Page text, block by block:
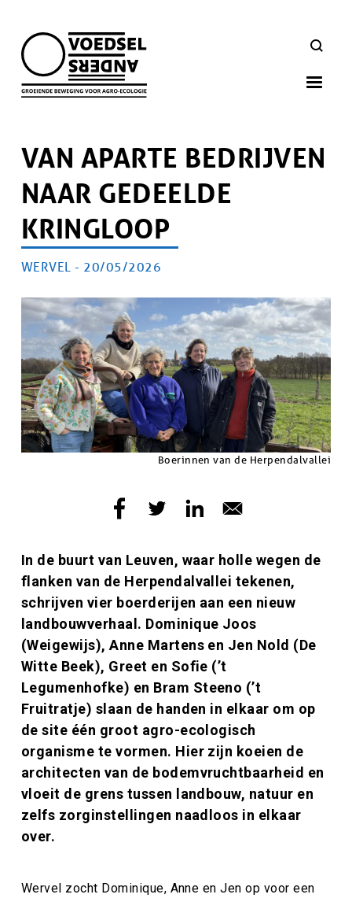
main
navigation
ZOEKEN
VAN APARTE BEDRIJVEN
NAAR GEDEELDE
KRINGLOOP
Artikel
AUTEUR
WERVEL - PUBLICATIEDATUM
20/05/2026
Afbeelding
Afbeelding
Boerinnen van de Herpendalvallei
Inleiding
In de buurt van Leuven, waar holle wegen de
flanken van de Herpendalvallei tekenen,
schrijven vier boerderijen aan een nieuw
landbouwverhaal. Dominique Joos
(Weigewijs), Anne Martens en Jen Nold (De
Witte Beek), Greet en Sofie (’t
Legumenhofke) en Bram Steeno (’t
Fruitratje) slaan de handen in elkaar om op
de site één groot agro-ecologisch
organisme te vormen. Hier zijn koeien de
architecten van de bodemvruchtbaarheid en
vloeit de grens tussen landbouw, natuur en
zelfs zorginstellingen naadloos in elkaar
over.
Wervel zocht Dominique, Anne en Jen op voor een